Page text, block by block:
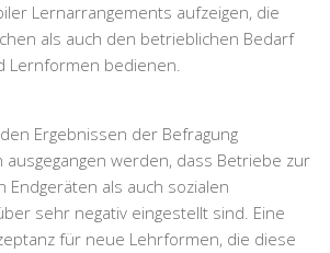
Lernarrangements aufzeigen, die
als auch den betrieblichen Bedarf
Lernformen bedienen.
Ergebnissen der Befragung
ausgegangen werden, dass Betriebe zur
Endgeräten als auch sozialen
sehr negativ eingestellt sind. Eine
für neue Lehrformen, die diese